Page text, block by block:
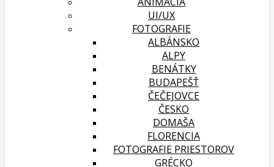
UI/UX
FOTOGRAFIE
ALBÁNSKO
ALPY
BENÁTKY
BUDAPEŠŤ
ČEČEJOVCE
ČESKO
DOMAŠA
FLORENCIA
FOTOGRAFIE PRIESTOROV
GRÉCKO